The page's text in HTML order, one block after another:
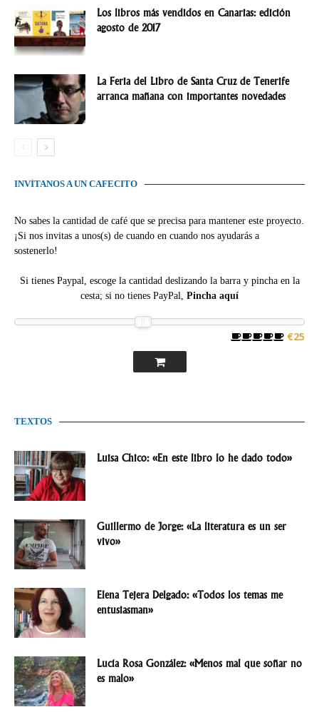
Los libros más vendidos en Canarias: edición
agosto de 2017
La Feria del Libro de Santa Cruz de Tenerife
arranca mañana con importantes novedades
INVÍTANOS A UN CAFECITO
No sabes la cantidad de café que se precisa para mantener este proyecto.
¡Si nos invitas a unos(s) de cuando en cuando nos ayudarás a
sostenerlo!
Si tienes Paypal, escoge la cantidad deslizando la barra y pincha en la
cesta; si no tienes PayPal, Pincha aquí
€25
TEXTOS
Luisa Chico: «En este libro lo he dado todo»
Guillermo de Jorge: «La literatura es un ser
vivo»
Elena Tejera Delgado: «Todos los temas me
entusiasman»
Lucía Rosa González: «Menos mal que soñar no
es malo»